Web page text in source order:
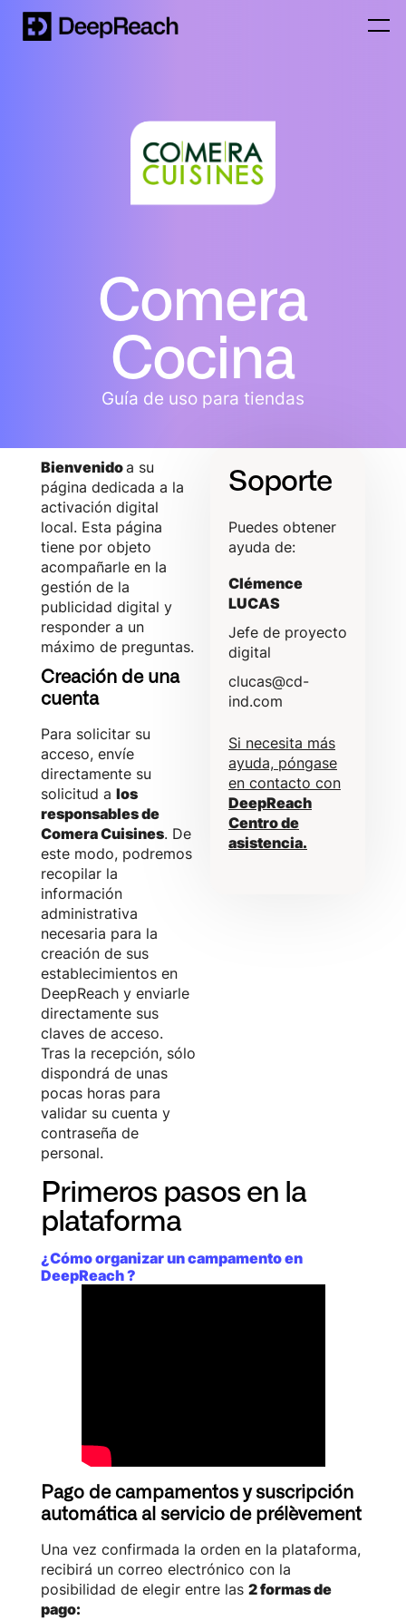
Comera
Cocina
Guía de uso para tiendas
Bienvenidoa su
página dedicada a la
activación digital
local. Esta página
tiene por objeto
acompañarle en la
gestión de la
publicidad digital y
responder a un
máximo de preguntas.
Creación de una
cuenta
Para solicitar su
acceso, envíe
directamente su
solicitud a los
responsables de
Comera Cuisines. De
este modo, podremos
recopilar la
información
administrativa
necesaria para la
creación de sus
establecimientos en
DeepReach y enviarle
directamente sus
claves de acceso.
Tras la recepción, sólo
dispondrá de unas
pocas horas para
validar su cuenta y
contraseña de
personal.
Soporte
Puedes obtener
ayuda de:
Clémence
LUCAS
Jefe de proyecto
digital
clucas@cd-
ind.com
Si necesita más
ayuda, póngase
en contacto con
DeepReach
Centro de
asistencia.
Primeros pasos en la
plataforma
¿Cómo organizar un campamento en
DeepReach ?
Pago de campamentos y suscripción
automática al servicio de prélèvement
Una vez confirmada la orden en la plataforma,
recibirá un correo electrónico con la
posibilidad de elegir entre las 2 formas de
pago: